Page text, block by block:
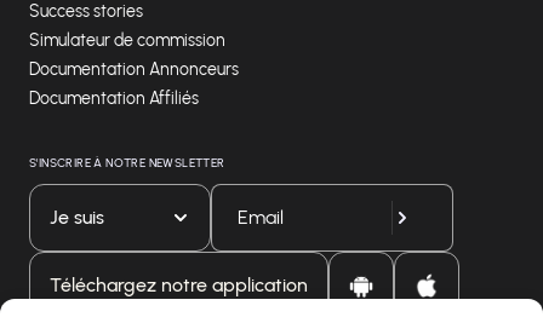
Success stories
Simulateur de commission
Documentation Annonceurs
Documentation Affiliés
S'INSCRIRE À NOTRE NEWSLETTER
Je suis
Téléchargez notre application